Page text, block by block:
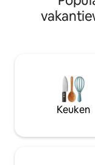
en toegang tot
korte rit
voor langere
gemoedsrust. De
nabijgelegen
Keuken